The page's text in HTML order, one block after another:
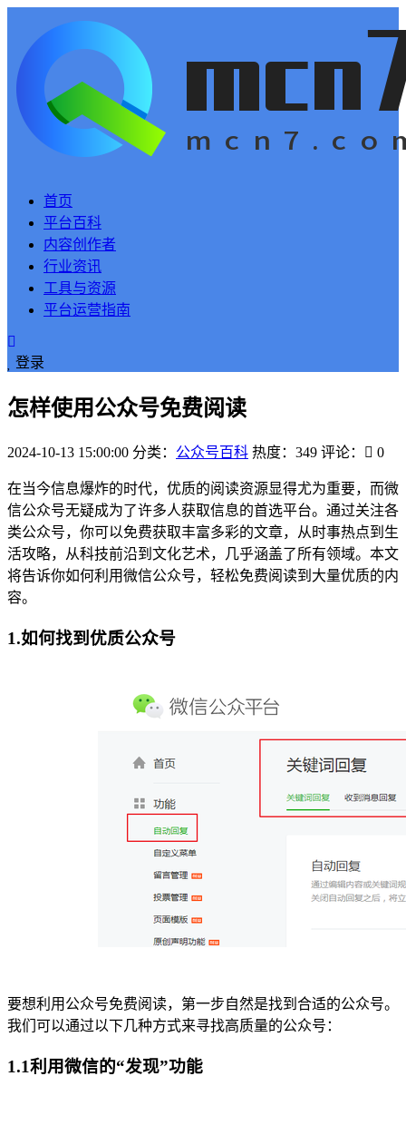
首页
平台百科
内容创作者
行业资讯
工具与资源
平台运营指南
登录
怎样使用公众号免费阅读
2024-10-13 15:00:00 分类： 公众号百科 热度：349 评论： 0
在当今信息爆炸的时代，优质的阅读资源显得尤为重要，而微
信公众号无疑成为了许多人获取信息的首选平台。通过关注各
类公众号，你可以免费获取丰富多彩的文章，从时事热点到生
活攻略，从科技前沿到文化艺术，几乎涵盖了所有领域。本文
将告诉你如何利用微信公众号，轻松免费阅读到大量优质的内
容。
1.如何找到优质公众号
要想利用公众号免费阅读，第一步自然是找到合适的公众号。
我们可以通过以下几种方式来寻找高质量的公众号：
1.1利用微信的“发现”功能